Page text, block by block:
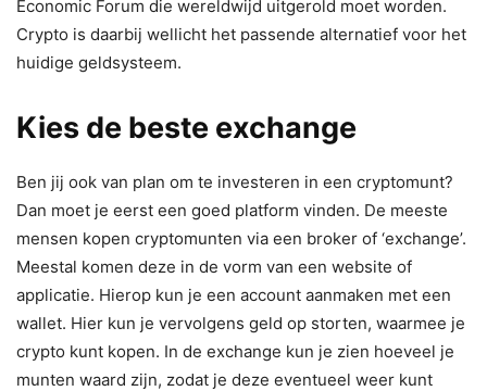
Economic Forum die wereldwijd uitgerold moet worden.
Crypto is daarbij wellicht het passende alternatief voor het
huidige geldsysteem.
Kies de beste exchange
Ben jij ook van plan om te investeren in een cryptomunt?
Dan moet je eerst een goed platform vinden. De meeste
mensen kopen cryptomunten via een broker of ‘exchange’.
Meestal komen deze in de vorm van een website of
applicatie. Hierop kun je een account aanmaken met een
wallet. Hier kun je vervolgens geld op storten, waarmee je
crypto kunt kopen. In de exchange kun je zien hoeveel je
munten waard zijn, zodat je deze eventueel weer kunt